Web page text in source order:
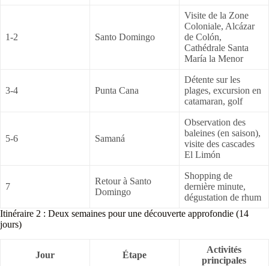
1-2 Santo Domingo
Visite de la Zone
Coloniale, Alcázar
de Colón,
Cathédrale Santa
María la Menor
3-4 Punta Cana
Détente sur les
plages, excursion en
catamaran, golf
5-6 Samaná
Observation des
baleines (en saison),
visite des cascades
El Limón
7
Retour à Santo
Domingo
Shopping de
dernière minute,
dégustation de rhum
Itinéraire 2 : Deux semaines pour une découverte approfondie (14
jours)
Jour Étape
Activités
principales